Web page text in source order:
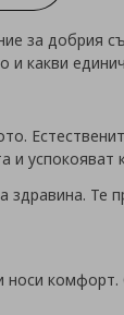
за добрия
и какви
и успокояват
здравина.